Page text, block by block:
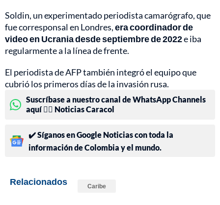
Soldin, un experimentado periodista camarógrafo, que
fue corresponsal en Londres,era coordinador de
video en Ucrania desde septiembre de 2022e iba
regularmente a la línea de frente.
El periodista de AFP también integró el equipo que
cubrió los primeros días de la invasión rusa.
Suscríbase a nuestro canal de WhatsApp Channels
aquí 👉🏻 Noticias Caracol
✔️ Síganos en Google Noticias con toda la
información de Colombia y el mundo.
Relacionados Caribe